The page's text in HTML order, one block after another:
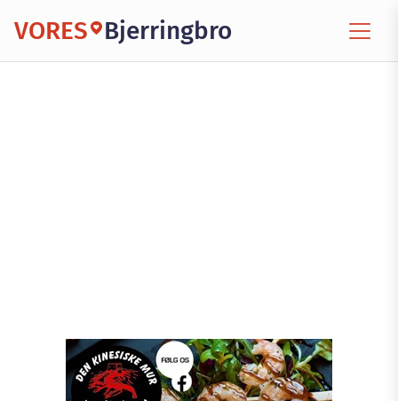
VORES Bjerringbro